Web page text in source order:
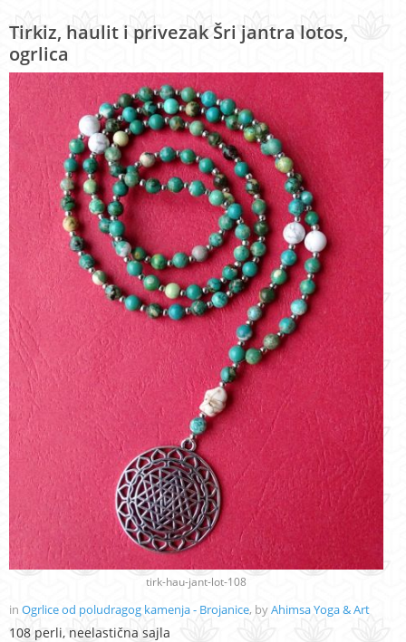
Tirkiz, haulit i privezak Šri jantra lotos,
ogrlica
tirk-hau-jant-lot-108
in Ogrlice od poludragog kamenja - Brojanice, byAhimsa Yoga & Art
108 perli, neelastična sajla